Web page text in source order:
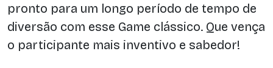
pronto para um longo período de tempo de
diversão com esse Game clássico. Que vença
o participante mais inventivo e sabedor!